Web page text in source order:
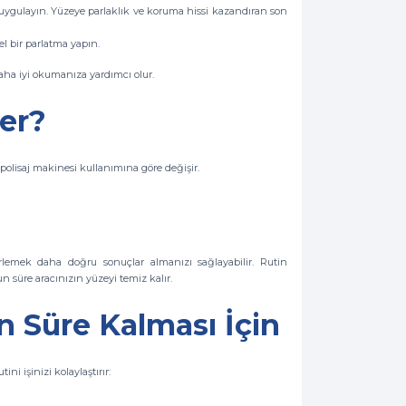
Yüzeye parlaklık ve koruma hissi kazandıran son
bir parlatma yapın.
iyi okumanıza yardımcı olur.
makinesi kullanımına göre değişir.
daha doğru sonuçlar almanızı sağlayabilir. Rutin
aracınızın yüzeyi temiz kalır.
Süre Kalması İçin
işinizi kolaylaştırır: